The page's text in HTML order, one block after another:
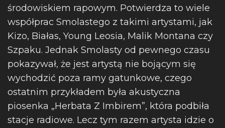
środowiskiem rapowym. Potwierdza to wiele
współprac Smolastego z takimi artystami, jak
Kizo, Białas, Young Leosia, Malik Montana czy
Szpaku. Jednak Smolasty od pewnego czasu
pokazywał, że jest artystą nie bojącym się
wychodzić poza ramy gatunkowe, czego
ostatnim przykładem była akustyczna
piosenka „Herbata Z Imbirem”, która podbiła
stacje radiowe. Lecz tym razem artysta idzie o